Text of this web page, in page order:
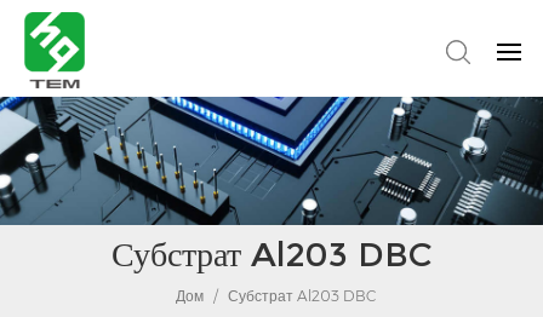
Субстрат Al203 DBC
Дом / Субстрат Al203 DBC